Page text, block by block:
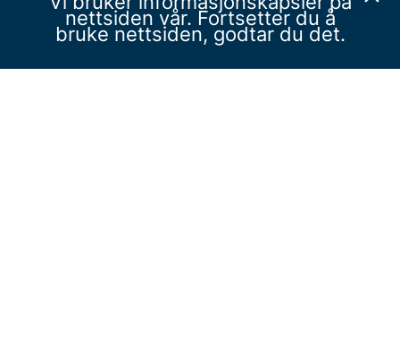
nettsiden vår. Fortsetter du å
bruke nettsiden, godtar du det.